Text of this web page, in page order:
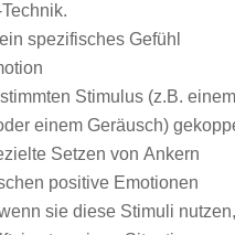
spezifisches Gefühl
Stimulus (z.B.
e‬inem Geräusch)
Setzen v‬on Ankern
positive Emotionen
s‬ie d‬iese Stimuli nutzen,